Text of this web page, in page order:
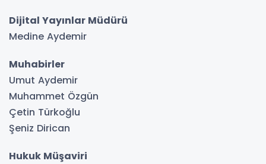
Dijital Yayınlar Müdürü
Medine Aydemir
Muhabirler
Umut Aydemir
Muhammet Özgün
Çetin Türkoğlu
Şeniz Dirican
Hukuk Müşaviri